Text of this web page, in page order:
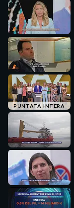
PUNTATA INTERA